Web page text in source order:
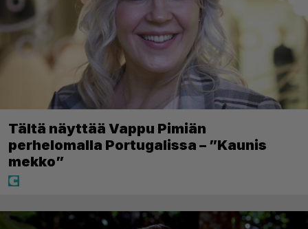
Tältä näyttää Vappu Pimiän
perhelomalla Portugalissa – ”Kaunis
mekko”